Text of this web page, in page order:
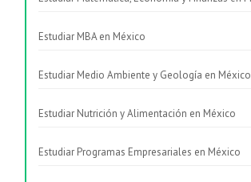
Estudiar MBA en México
Estudiar Medio Ambiente y Geología en México
Estudiar Nutrición y Alimentación en México
Estudiar Programas Empresariales en México